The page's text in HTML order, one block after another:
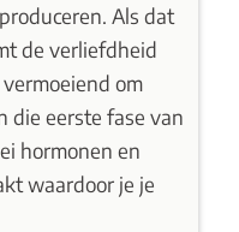
Als dat
de verliefdheid
om
die eerste fase van
hormonen en
waardoor je je